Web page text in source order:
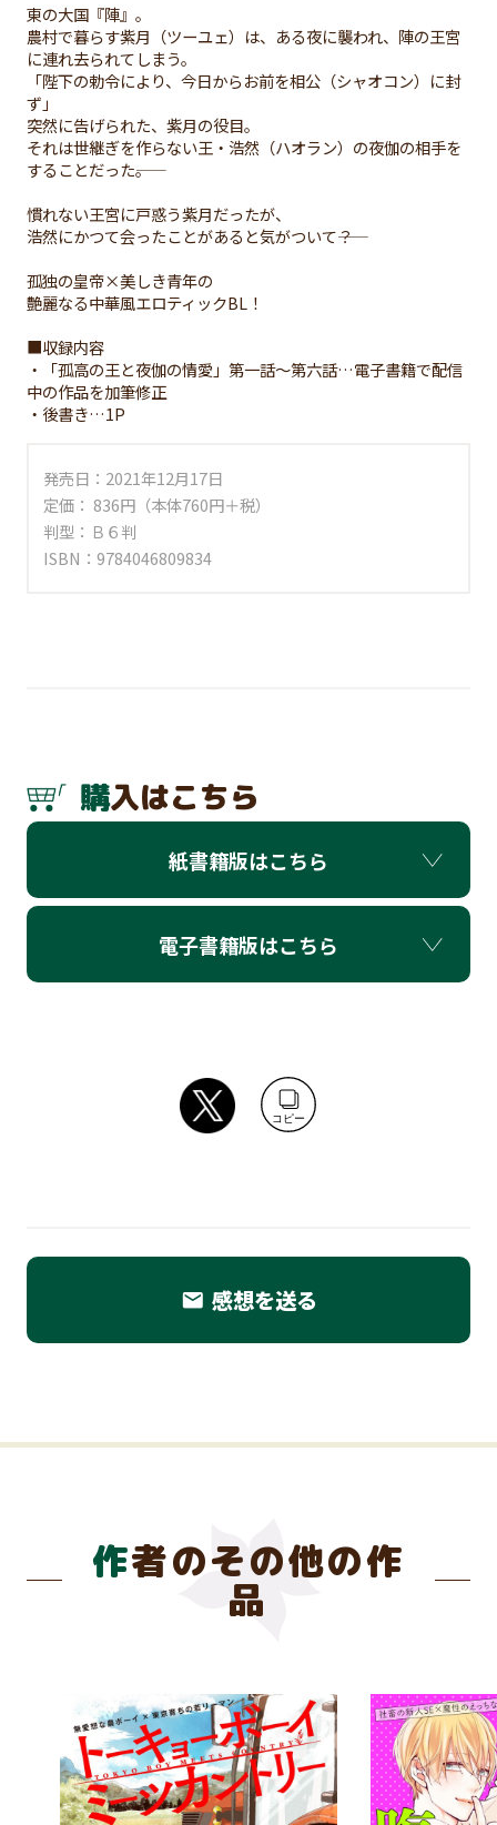
東の大国『陣』。
農村で暮らす紫月（ツーユェ）は、ある夜に襲われ、陣の王宮
に連れ去られてしまう。
「陛下の勅令により、今日からお前を相公（シャオコン）に封
ず」
突然に告げられた、紫月の役目。
それは世継ぎを作らない王・浩然（ハオラン）の夜伽の相手を
することだった――。
慣れない王宮に戸惑う紫月だったが、
浩然にかつて会ったことがあると気がついて――？
孤独の皇帝×美しき青年の
艶麗なる中華風エロティックBL！
■収録内容
・「孤高の王と夜伽の情愛」第一話～第六話…電子書籍で配信
中の作品を加筆修正
・後書き…1P
発売日：2021年12月17日
定価： 836円（本体760円＋税）
判型：Ｂ６判
ISBN：9784046809834
購入はこちら
紙書籍版はこちら
電子書籍版はこちら
コピー
email 感想を送る
作者のその他の作
品